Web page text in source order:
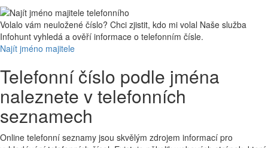
Volalo vám neuložené číslo? Chci zjistit, kdo mi volal Naše služba
Infohunt vyhledá a ověří informace o telefonním čísle.
Najít jméno majitele
Telefonní číslo podle jména
naleznete v telefonních
seznamech
Online telefonní seznamy jsou skvělým zdrojem informací pro